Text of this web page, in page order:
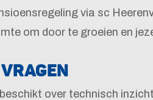
via sc
om door te groeien en
over technisch